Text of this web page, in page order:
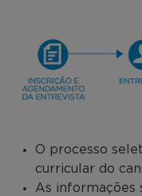
O processo
curricular do
As informações